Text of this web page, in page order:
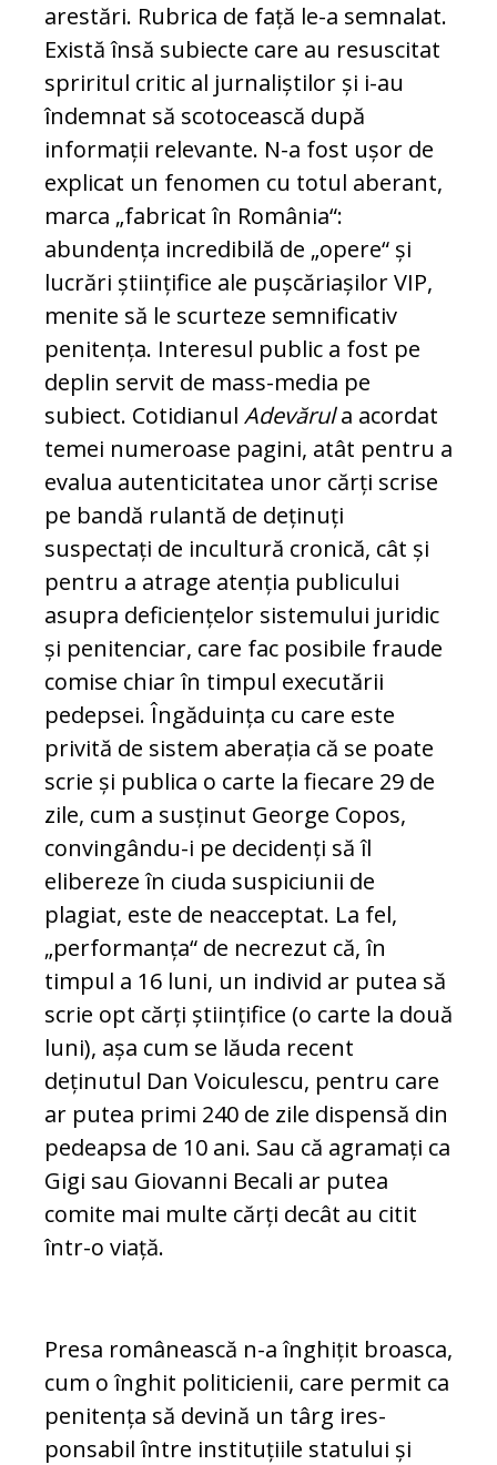
arestări. Rubrica de față le-a semnalat.
Există în­să subiecte care au resuscitat
spriritul critic al jurnaliștilor și i-au
îndemnat să sco­to­ceas­că după
informații rele­vante. N-a fost ușor de
ex­pli­cat un fenomen cu totul abe­rant,
marca „fabricat în Ro­mâ­nia“:
abundența incredibilă de „opere“ și
lucrări științifice ale pușcăriașilor VIP,
menite să le scurteze semnificativ
penitența. In­te­re­sul public a fost pe
deplin servit de mass-me­dia pe
subiect. Cotidianul Adevărula acordat
temei numeroase pagini, atât pentru a
evalua autenticitatea unor cărți scrise
pe bandă ru­lantă de deținuți
suspectați de incultură cro­nică, cât și
pentru a atrage atenția publicului
asupra deficiențelor sistemului juridic
și pe­ni­tenciar, care fac posibile fraude
comise chiar în timpul executării
pedepsei. Îngăduința cu care este
privită de sistem aberația că se poate
scrie și publica o carte la fiecare 29 de
zi­le, cum a susținut George Copos,
con­vin­gându-i pe decidenți să îl
elibereze în ciuda sus­piciunii de
plagiat, este de neacceptat. La fel,
„performanța“ de necrezut că, în
timpul a 16 luni, un individ ar putea să
scrie opt cărți științifice (o carte la două
luni), așa cum se lăuda recent
deținutul Dan Voiculescu, pen­tru care
ar putea primi 240 de zile dispensă din
pedeapsa de 10 ani. Sau că agramați ca
Gi­gi sau Giovanni Becali ar putea
comite mai multe cărți decât au citit
într-o viață.
Presa românească n-a în­ghi­țit broasca,
cum o înghit po­li­ticienii, care permit ca
pe­ni­tența să devină un târg ires­
ponsabil între instituțiile sta­tului și